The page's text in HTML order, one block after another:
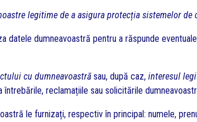
legitime de a asigura protecția sistemelor de
datele dumneavoastră pentru a răspunde
cu dumneavoastrăsau, după caz, interesul
reclamațiile sau solicitările
le furnizați, respectiv în principal: numele,